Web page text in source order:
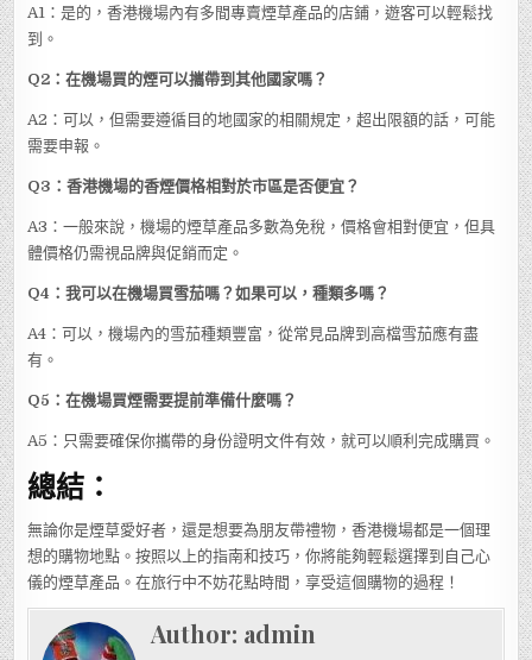
A1：是的，香港機場內有多間專賣煙草產品的店鋪，遊客可以輕鬆找
到。
Q2：在機場買的煙可以攜帶到其他國家嗎？
A2：可以，但需要遵循目的地國家的相關規定，超出限額的話，可能
需要申報。
Q3：香港機場的香煙價格相對於市區是否便宜？
A3：一般來說，機場的煙草產品多數為免稅，價格會相對便宜，但具
體價格仍需視品牌與促銷而定。
Q4：我可以在機場買雪茄嗎？如果可以，種類多嗎？
A4：可以，機場內的雪茄種類豐富，從常見品牌到高檔雪茄應有盡
有。
Q5：在機場買煙需要提前準備什麼嗎？
A5：只需要確保你攜帶的身份證明文件有效，就可以順利完成購買。
總結：
無論你是煙草愛好者，還是想要為朋友帶禮物，香港機場都是一個理
想的購物地點。按照以上的指南和技巧，你將能夠輕鬆選擇到自己心
儀的煙草產品。在旅行中不妨花點時間，享受這個購物的過程！
Author: admin